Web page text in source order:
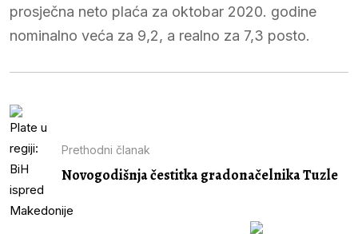
prosječna neto plaća za oktobar 2020. godine
nominalno veća za 9,2, a realno za 7,3 posto.
Prethodni članak
Novogodišnja čestitka gradonačelnika Tuzle